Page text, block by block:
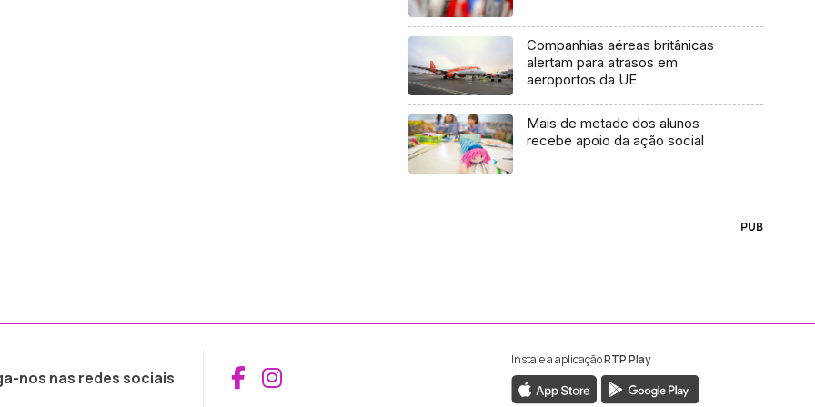
Companhias aéreas britânicas
alertam para atrasos em
aeroportos da UE
Mais de metade dos alunos
recebe apoio da ação social
PUB
nos nas redes sociais Aceder ao Facebook da RTP Madeira
Aceder ao Instagram da RTP Madeira
Instale a aplicaçãoRTP Play